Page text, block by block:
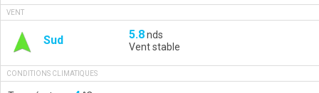
VENT
Sud 5.8nds
Vent stable
CONDITIONS CLIMATIQUES